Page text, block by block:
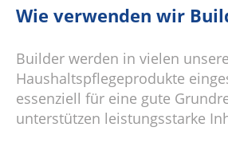
Wie verwenden wir
Builder werden in vielen
Haushaltspflegeprodukte
essenziell für eine gute
unterstützen leistungsstarke